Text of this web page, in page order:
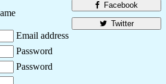
Facebook
Twitter
Email address
Password
Password